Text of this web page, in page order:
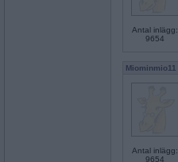
Antal inlägg:
9654
Miominmio11
Antal inlägg:
9654